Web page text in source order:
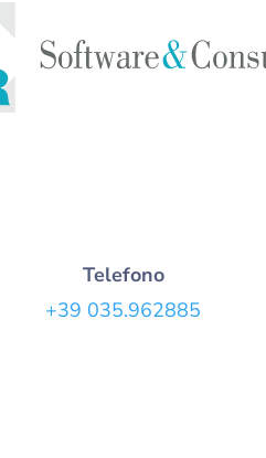
Telefono
+39 035.962885